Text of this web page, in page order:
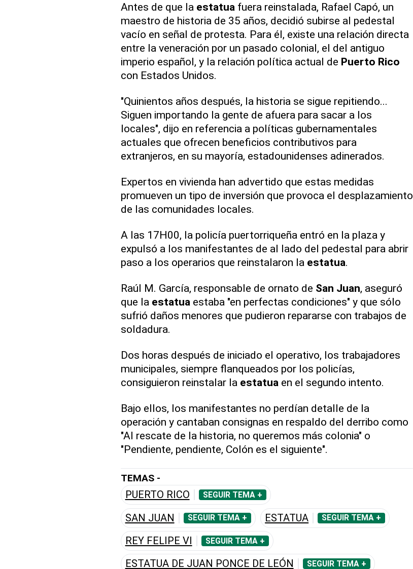
Antes de que la estatuafuera reinstalada, Rafael Capó, un
maestro de historia de 35 años, decidió subirse al pedestal
vacío en señal de protesta. Para él, existe una relación directa
entre la veneración por un pasado colonial, el del antiguo
imperio español, y la relación política actual de Puerto Rico
con Estados Unidos.
"Quinientos años después, la historia se sigue repitiendo...
Siguen importando la gente de afuera para sacar a los
locales", dijo en referencia a políticas gubernamentales
actuales que ofrecen beneficios contributivos para
extranjeros, en su mayoría, estadounidenses adinerados.
Expertos en vivienda han advertido que estas medidas
promueven un tipo de inversión que provoca el desplazamiento
de las comunidades locales.
A las 17H00, la policía puertorriqueña entró en la plaza y
expulsó a los manifestantes de al lado del pedestal para abrir
paso a los operarios que reinstalaron la estatua.
Raúl M. García, responsable de ornato de San Juan, aseguró
que la estatuaestaba "en perfectas condiciones" y que sólo
sufrió daños menores que pudieron repararse con trabajos de
soldadura.
Dos horas después de iniciado el operativo, los trabajadores
municipales, siempre flanqueados por los policías,
consiguieron reinstalar la estatuaen el segundo intento.
Bajo ellos, los manifestantes no perdían detalle de la
operación y cantaban consignas en respaldo del derribo como
"Al rescate de la historia, no queremos más colonia" o
"Pendiente, pendiente, Colón es el siguiente".
TEMAS -
PUERTO RICO SEGUIR TEMA +
SAN JUAN SEGUIR TEMA + ESTATUA SEGUIR TEMA +
REY FELIPE VI SEGUIR TEMA +
ESTATUA DE JUAN PONCE DE LEÓN SEGUIR TEMA +